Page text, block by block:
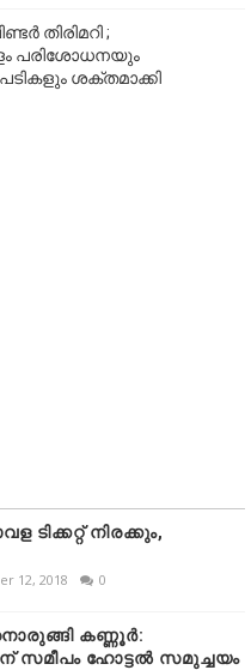
തിരിമറി ;
പരിശോധനയും
ശക്തമാക്കി
ടിക്കറ്റ് നിരക്കും,
12, 2018 0
കണ്ണൂർ:
സമീപം ഹോട്ടൽ സമുച്ചയം